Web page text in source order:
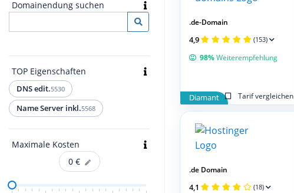
Domainendung suchen
TOP Eigenschaften
DNS edit.5530
Name Server inkl.5568
Maximale Kosten
0 €
Diamant Tarif vergleichen
.de-Domain
4,9 (153)
98%Weiterempfehlung
.de Domain
4,1 (18)